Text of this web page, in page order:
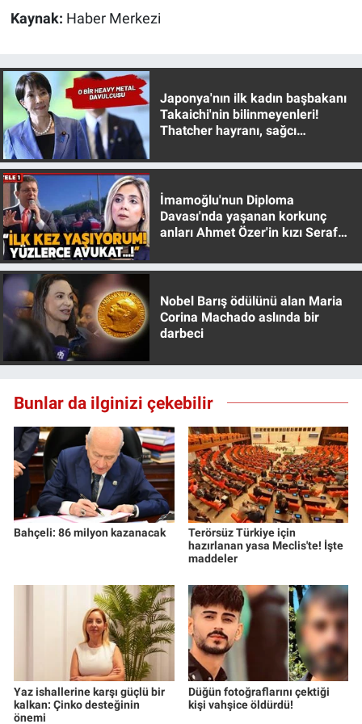
Kaynak: Haber Merkezi
Japonya'nın ilk kadın başbakanı
Takaichi'nin bilinmeyenleri!
Thatcher hayranı, sağcı
İmamoğlu'nun Diploma
Davası'nda yaşanan korkunç
anları Ahmet Özer'in kızı Seraf
Nobel Barış ödülünü alan Maria
Corina Machado aslında bir
darbeci
Bunlar da ilginizi çekebilir
Bahçeli: 86 milyon kazanacak
Terörsüz Türkiye için
hazırlanan yasa Meclis'te! İşte
maddeler
Yaz ishallerine karşı güçlü bir
kalkan: Çinko desteğinin
önemi
Düğün fotoğraflarını çektiği
kişi vahşice öldürdü!
Günün görüntüsü
Haber
İlan
Kimdir
Koronavirüs
Kültür Sanat
Ne demişti
Nedir
Popüler
Programlar
Sağlık
Spor
Türkiye'nin Geleceği
Türkiye'nin Gündemi
Yerel Gündem